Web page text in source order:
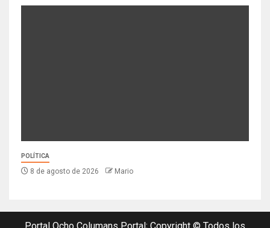
POLÍTICA
8 de agosto de 2026 Mario
Portal Ocho Columans Portal; Copyright © Todos los